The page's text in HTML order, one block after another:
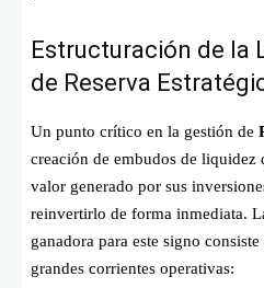
Estructuración de la
de Reserva
Un punto crítico en la gestión de
creación de embudos de liquidez
valor generado por sus
reinvertirlo de forma inmediata.
ganadora para este signo
grandes corrientes operativas: